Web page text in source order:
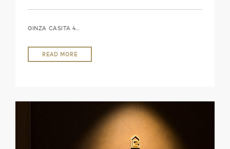
GINZA CASITA 4…
READ MORE